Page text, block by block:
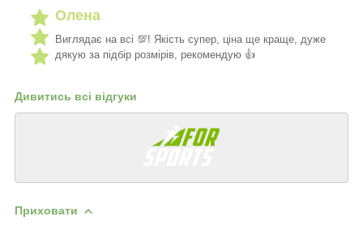
Олена
Виглядає на всі 💯! Якість супер, ціна ще краще, дуже
дякую за підбір розмірів, рекомендую 👍
Дивитись всі відгуки
Приховати